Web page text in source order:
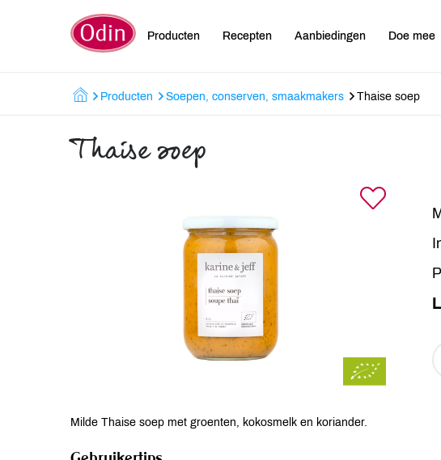
Producten Recepten Aanbiedingen Doe mee
Producten Soepen, conserven, smaakmakers Thaise soep
Thaise soep
Milde Thaise soep met groenten, kokosmelk en koriander.